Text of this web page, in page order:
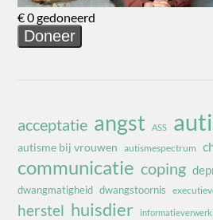
acceptatie angst ASS
autisme bij vrouwen autismespectrum
communicatie coping
dwangmatigheid dwangstoornis
herstel huisdier